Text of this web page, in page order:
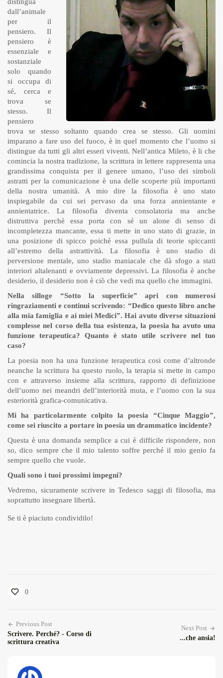
dall’animale
per il
pensiero. Il
pensiero è
essenziale e
sostanziale
solo quando
si occupa di
sé, cerca e
trova se
stesso. Il
pensiero
trova se stesso soltanto quando crea se stesso. Gli uomini
imparano a fare uso del fuoco, è in quel momento che l’uomo si
distingue da tutti gli altri esseri viventi. Nell’antica Mileto, è li che
comincia la nostra tradizione, la scrittura in lettere rappresenta una
grandissima conquista per il genere umano, l’uso dei simboli
astratti per la comunicazione è una delle scoperte più importanti
della nostra umanità. A mio dire la filosofia è uno stato
inspiegabile da cui sei pervaso da una forza annientante e
annientatrice. La filosofia diventa consolatoria ma anche
distruttiva perchè essa porta con sé un alone di senso di
incompletezza mancante, essa ti mette in uno stato di grazie, in
una posizione di spicco poiché essa pullula di teorie spiccanti
all’estremo della astrattività. La filosofia è uno stadio di
perversione mentale, uno stadio maniacale che dà sfogo a stati
interiori altalenanti e ovviamente depressivi. La filosofia è anche
desiderio, il desiderio non è ciò che vedi ma quello che immagini.
Nella silloge “Sotto la superficie” apri con numerosi
ringraziamenti e continui scrivendo: “Dedico questo libro anche
alla mia famiglia e ai miei Medici”. Hai avuto diverse situazioni
complesse nel corso della tua esistenza, la poesia ha avuto una
funzione terapeutica? Quanto è stato utile scrivere nel tuo
caso?
La poesia non ha una funzione terapeutica cosi come d’altronde
neanche la scrittura ha questo ruolo, la terapia si mette in campo
con e attraverso insieme alla scrittura, rapporto di definizione
dell’uomo nei meandri dell’interiorità muta, e l’uomo con la sua
esteriorità grafica-comunicativa.
Mi ha particolarmente colpito la poesia “Cinque Maggio”,
come sei riuscito a portare in poesia un drammatico incidente?
Questa è una domanda semplice a cui è difficile rispondere, non
so, dico sempre che il mio talento soffre perché il mio genio fa
sempre quello che vuole.
Quali sono i tuoi prossimi impegni?
Vedremo, sicuramente scrivere in Tedesco saggi di filosofia, ma
soprattutto insegnare libertà.
Se ti è piaciuto condividilo!
0
Previous Post
Scrivere. Perché? - Corso di
scrittura creativa
Next Post
...che ansia!